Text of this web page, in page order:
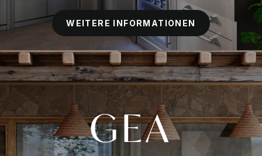
WEITERE INFORMATIONEN
GEA